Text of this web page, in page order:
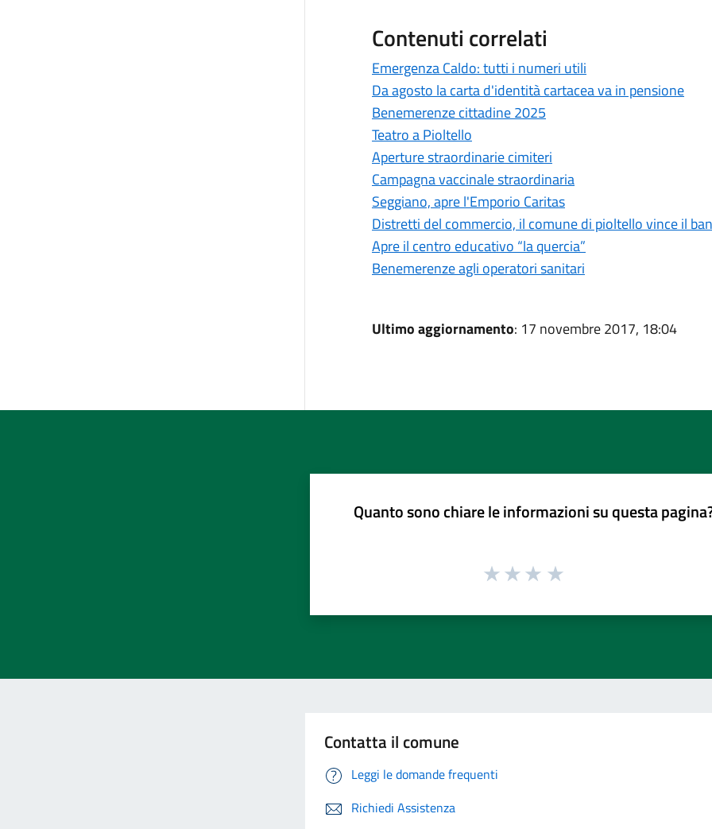
Contenuti correlati
Emergenza Caldo: tutti i numeri utili
Da agosto la carta d'identità cartacea va in pensione
Benemerenze cittadine 2025
Teatro a Pioltello
Aperture straordinarie cimiteri
Campagna vaccinale straordinaria
Seggiano, apre l'Emporio Caritas
Distretti del commercio, il comune di pioltello vince il
Apre il centro educativo “la quercia”
Benemerenze agli operatori sanitari
Ultimo aggiornamento: 17 novembre 2017, 18:04
Quanto sono chiare le informazioni su questa
Contatta il comune
Leggi le domande frequenti
Richiedi Assistenza